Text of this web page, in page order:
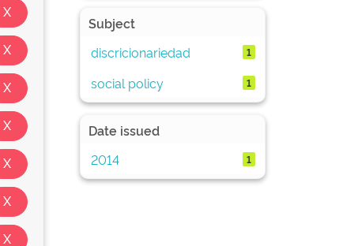
Subject
discricionariedad
1
social policy 1
Date issued
2014
1